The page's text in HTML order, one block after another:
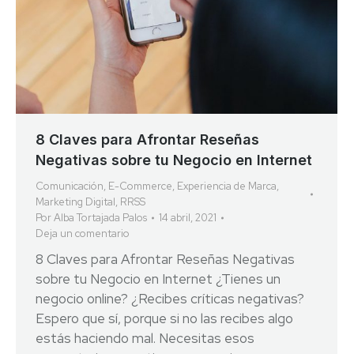
8 Claves para Afrontar Reseñas
Negativas sobre tu Negocio en Internet
Comunicación, E-Commerce, Experiencia de Marca,
Marketing Digital, RRSS
PorAlba Tortajada Palos
14 abril, 2021
Deja un comentario
8 Claves para Afrontar Reseñas Negativas
sobre tu Negocio en Internet ¿Tienes un
negocio online? ¿Recibes críticas negativas?
Espero que sí, porque si no las recibes algo
estás haciendo mal. Necesitas esos